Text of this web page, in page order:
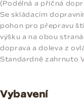
(Podélná a příčná
Se skládacím
pohon pro přepravu
výšku a na obou
doprava a doleva z
Standardně zahrnuto
Vybavení